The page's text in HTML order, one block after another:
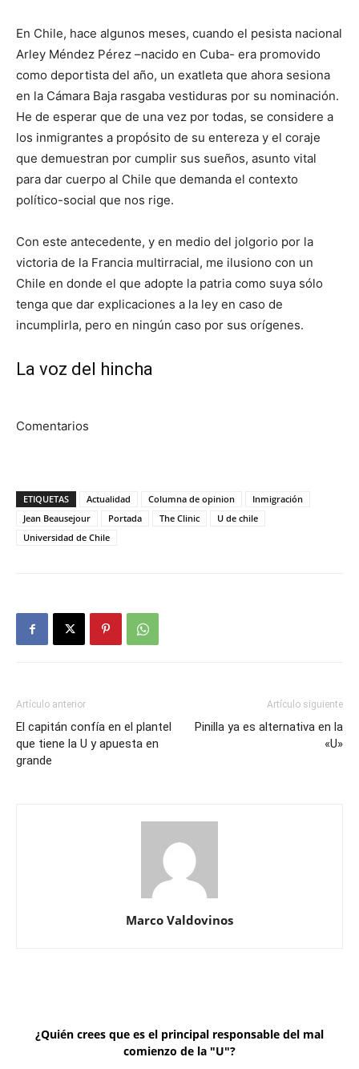
En Chile, hace algunos meses, cuando el pesista nacional
Arley Méndez Pérez –nacido en Cuba- era promovido
como deportista del año, un exatleta que ahora sesiona
en la Cámara Baja rasgaba vestiduras por su nominación.
He de esperar que de una vez por todas, se considere a
los inmigrantes a propósito de su entereza y el coraje
que demuestran por cumplir sus sueños, asunto vital
para dar cuerpo al Chile que demanda el contexto
político-social que nos rige.
Con este antecedente, y en medio del jolgorio por la
victoria de la Francia multirracial, me ilusiono con un
Chile en donde el que adopte la patria como suya sólo
tenga que dar explicaciones a la ley en caso de
incumplirla, pero en ningún caso por sus orígenes.
La voz del hincha
Comentarios
ETIQUETAS Actualidad Columna de opinion
Inmigración
Jean Beausejour
Portada The Clinic
U de chile
Universidad de Chile
Artículo anterior
El capitán confía en el plantel
que tiene la U y apuesta en
grande
Artículo siguiente
Pinilla ya es alternativa en la
«U»
Marco Valdovinos
¿Quién crees que es el principal responsable del mal
comienzo de la "U"?